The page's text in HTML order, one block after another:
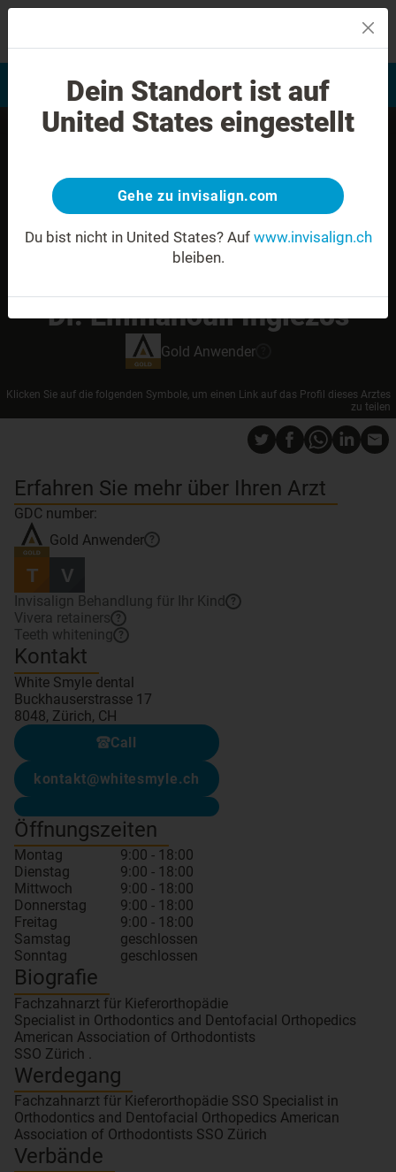
Bewertung Ihres Lächelns Invisalign Anwender finden
Dr. Emmanouil Inglezos
Gold Anwender
Klicken Sie auf die folgenden Symbole, um einen Link auf das Profil dieses Arztes
zu teilen
Erfahren Sie mehr über Ihren Arzt
GDC number:
Gold Anwender ?
Invisalign Behandlung für Ihr Kind ?
Vivera retainers ?
Teeth whitening ?
Kontakt
White Smyle dental
Buckhauserstrasse 17
8048, Zürich, CH
Call
kontakt@whitesmyle.ch
Öffnungszeiten
Montag
9:00 - 18:00
Dienstag
9:00 - 18:00
Mittwoch
9:00 - 18:00
Donnerstag
9:00 - 18:00
Freitag
9:00 - 18:00
Samstag
geschlossen
Sonntag
geschlossen
Biografie
Fachzahnarzt für Kieferorthopädie
Specialist in Orthodontics and Dentofacial Orthopedics
American Association of Orthodontists
SSO Zürich .
Werdegang
Fachzahnarzt für Kieferorthopädie SSO Specialist in
Orthodontics and Dentofacial Orthopedics American
Association of Orthodontists SSO Zürich
Verbände
Dein Standort ist auf
United States eingestellt
Gehe zu invisalign.com
Du bist nicht in United States? Auf www.invisalign.ch
bleiben.